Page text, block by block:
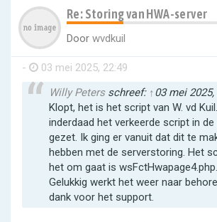
Re: Storing van HWA-server
Door wvdkuil
- 03 mei 2025, 22:49
Willy Petersschreef: ↑03 mei 2025,
Klopt, het is het script van W. vd
inderdaad het verkeerde script in de
gezet. Ik ging er vanuit dat dit te
hebben met de serverstoring. Het
het om gaat is wsFctHwapage4.php.
Gelukkig werkt het weer naar
dank voor het support.